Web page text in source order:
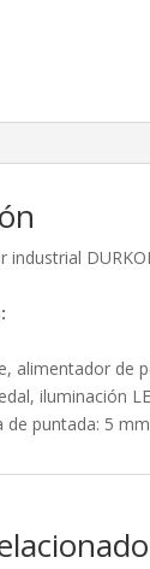
industrial
alimentador de
iluminación
de puntada: 5